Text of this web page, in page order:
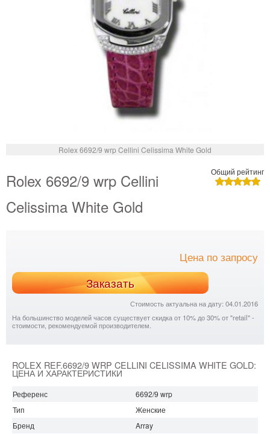
Rolex 6692/9 wrp Cellini Celissima White Gold
Общий рейтинг
Rolex 6692/9 wrp Cellini
Celissima White Gold
Цена по запросу
Заказать
Стоимость актуальна на дату: 04.01.2016
На большинство моделей часов существует скидка от 10% до 30% от "retail" -
стоимости, рекомендуемой производителем.
ROLEX REF.6692/9 WRP CELLINI CELISSIMA WHITE GOLD:
ЦЕНА И ХАРАКТЕРИСТИКИ
Референс
6692/9 wrp
Тип
Женские
Бренд
Array